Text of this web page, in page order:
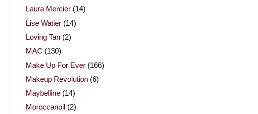
Laura Mercier (14)
Lise Watier (14)
Loving Tan (2)
MAC (130)
Make Up For Ever (166)
Makeup Revolution (6)
Maybelline (14)
Moroccanoil (2)